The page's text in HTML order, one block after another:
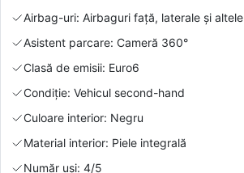
Airbag-uri: Airbaguri față, laterale și altele
Asistent parcare: Cameră 360°
Clasă de emisii: Euro6
Condiție: Vehicul second-hand
Culoare interior: Negru
Material interior: Piele integrală
Număr uși: 4/5